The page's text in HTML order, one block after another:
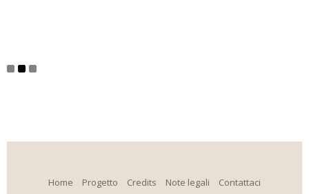
Home Progetto Credits Note legali Contattaci